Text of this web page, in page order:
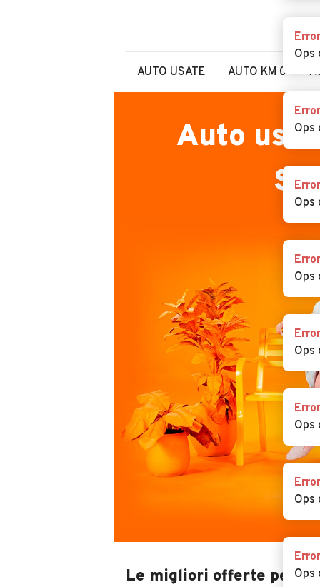
AUTO USATE AUTO KM 0
Auto
Le migliori offerte per
Error
Ops
Error
Ops
Error
Ops
Error
Ops
Error
Ops
Error
Ops
Error
Ops
Error
Ops